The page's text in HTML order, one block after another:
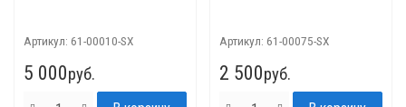
Артикул: 61-00010-SX
5 000руб.
Артикул: 61-00075-SX
2 500руб.